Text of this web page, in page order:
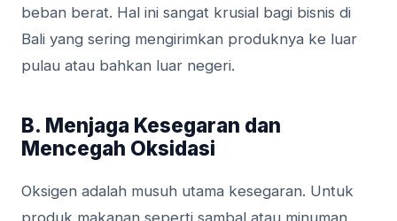
beban berat. Hal ini sangat krusial bagi bisnis di
Bali yang sering mengirimkan produknya ke luar
pulau atau bahkan luar negeri.
B. Menjaga Kesegaran dan
Mencegah Oksidasi
Oksigen adalah musuh utama kesegaran. Untuk